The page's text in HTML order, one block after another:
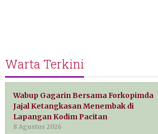
Warta Terkini
Wabup Gagarin Bersama Forkopimda
Jajal Ketangkasan Menembak di
Lapangan Kodim Pacitan
8 Agustus 2026